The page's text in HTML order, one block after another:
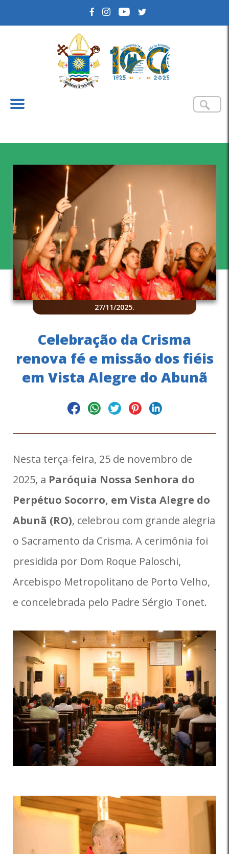
27/11/2025.
Celebração da Crisma
renova fé e missão dos fiéis
em Vista Alegre do Abunã
Nesta terça-feira, 25 de novembro de
2025, a Paróquia Nossa Senhora do
Perpétuo Socorro, em Vista Alegre do
Abunã (RO), celebrou com grande alegria
o Sacramento da Crisma. A cerimônia foi
presidida por Dom Roque Paloschi,
Arcebispo Metropolitano de Porto Velho,
e concelebrada pelo Padre Sérgio Tonet.